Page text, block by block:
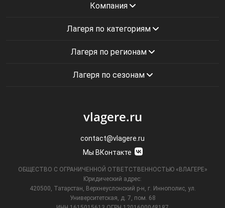
Компания
Лагеря по категориям
Лагеря по регионам
Лагеря по сезонам
vlagere.ru
contact@vlagere.ru
Мы ВКонтакте
ОБЩЕСТВО С ОГРАНИЧЕННОЙ ОТВЕТСТВЕННОСТЬЮ «ВЛАГЕРЕ»
Юридический адрес:
420500, Татарстан, Верхнеуслонский р-н, г. Иннополис, ул.
Университетская,
д. 7, пом. 68